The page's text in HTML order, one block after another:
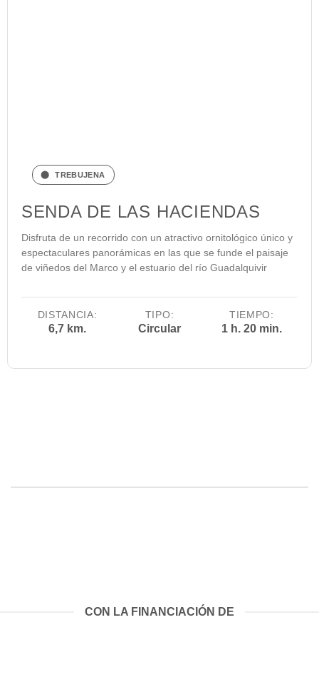
TREBUJENA
SENDA DE LAS HACIENDAS
Disfruta de un recorrido con un atractivo ornitológico único y
espectaculares panorámicas en las que se funde el paisaje
de viñedos del Marco y el estuario del río Guadalquivir
DISTANCIA:
6,7 km.
TIPO:
Circular
TIEMPO:
1 h. 20 min.
CON LA FINANCIACIÓN DE